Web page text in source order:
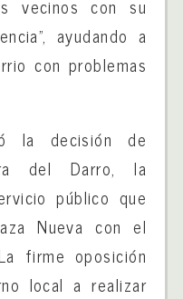
vecinos con su
ayudando a
con problemas
la decisión de
del Darro, la
público que
Nueva con el
firme oposición
local a realizar